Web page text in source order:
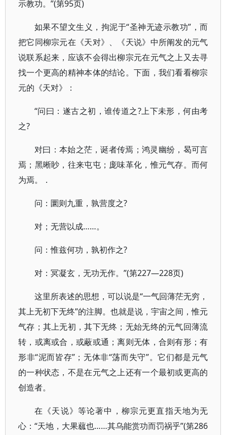
示教功。”(第95页)
如果不望文生义，拘泥于“圣神无迹示教功”，而
把它同柳宗元在《天对》、《天说》中所阐发的元气
说联系起来，应该不会得出柳宗元在元气之上又去寻
找一个更高的精神本体的结论。下面，我们看看柳宗
元的《天对》：
“问曰：遂古之初，谁传道之?上下未形，何由考
之?
对曰：本始之茫，诞者传焉；鸿灵幽纷，曷可言
焉；黑晰眇，往来屯屯；庞味革化，惟元气存。而何
为焉。．
问：圜则九重，孰营度之?
对；无营以成……。
问：惟兹何功，孰初作之?
对：冥凝玄，无功无作。”(第227—228页)
这里所表述的思想，可以说是“一气回薄茫无穷，
其上无初下无终”的注脚。也就是说，宇宙之间，惟元
气存；其上无初，其下无终；无始无终的元气回薄流
转，或离或合，或蔽或通；离则无体，合则有形；有
形非“泥而皆存”；无体非“荡而失守”。它们都是元气
的一种状态，不是在元气之上还有一个最初或更高的
创造者。
在《天说》等论著中，柳宗元更直指天地为无
心：“天地，大果蓏也……其乌能赏功而罚祸乎”(第286